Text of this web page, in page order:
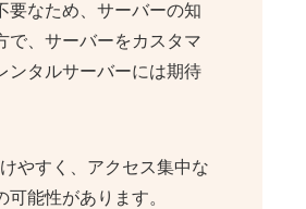
要なため、サーバーの知
で、サーバーをカスタマ
ンタルサーバーには期待
やすく、アクセス集中な
能性があります。